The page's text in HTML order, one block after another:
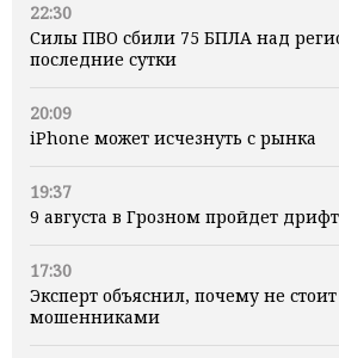
22:30
Силы ПВО сбили 75 БПЛА над
последние сутки
20:09
iPhone может исчезнуть с рынка
19:37
9 августа в Грозном пройдет
17:30
Эксперт объяснил, почему не
мошенниками